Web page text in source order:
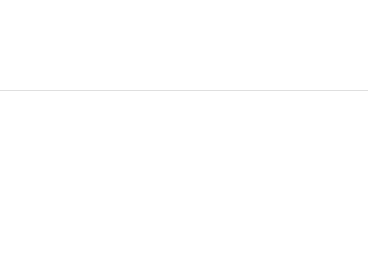
는 연구개발을 확대하며, 2045년까지 모든
과 기술 모두를 선도하는 넥센타이어의 혁
치열한 경쟁을 펼쳤습니다. 명승부 끝에 가려
으며, 3위는 정련파트가 차지했습니다. 이는
들의 파이팅 소리와 함께 길게 이어지는 랠
후 시상식을 끝으로 노동조합 지부장배 족구